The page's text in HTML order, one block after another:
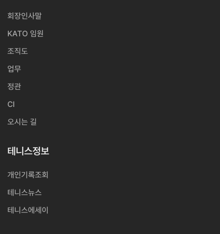
회장인사말
KATO 임원
조직도
업무
정관
CI
오시는 길
테니스정보
개인기록조회
테니스뉴스
테니스에세이